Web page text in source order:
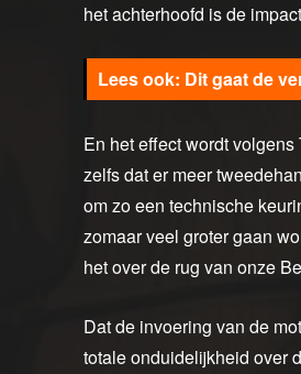
het achterhoofd is de
Dit gaat de
En het effect wordt
zelfs dat er meer
om zo een technische
zomaar veel groter gaan
het over de rug van onze
Dat de invoering van de
totale onduidelijkheid over